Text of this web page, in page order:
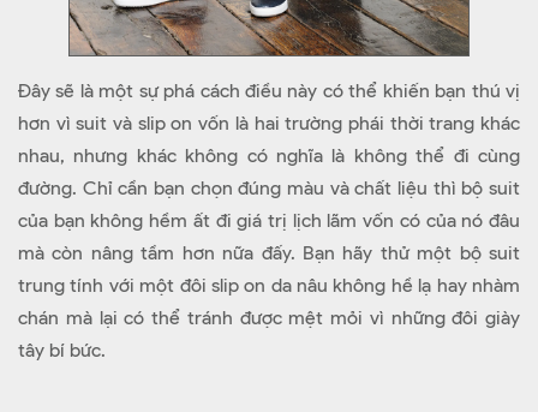
Đây sẽ là một sự phá cách điều này có thể khiến bạn thú vị
hơn vì suit và slip on vốn là hai trường phái thời trang khác
nhau, nhưng khác không có nghĩa là không thể đi cùng
đường. Chỉ cần bạn chọn đúng màu và chất liệu thì bộ suit
của bạn không hềm ất đi giá trị lịch lãm vốn có của nó đâu
mà còn nâng tầm hơn nữa đấy. Bạn hãy thử một bộ suit
trung tính với một đôi slip on da nâu không hề lạ hay nhàm
chán mà lại có thể tránh được mệt mỏi vì những đôi giày
tây bí bức.